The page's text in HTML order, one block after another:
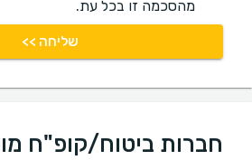
מהסכמה זו בכל עת.
שליחה >>
חברות ביטוח/קופ"ח